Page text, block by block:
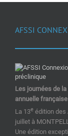
AFSSI
Les journées de
annuelle
La 13e édition des
juillet à
Une édition